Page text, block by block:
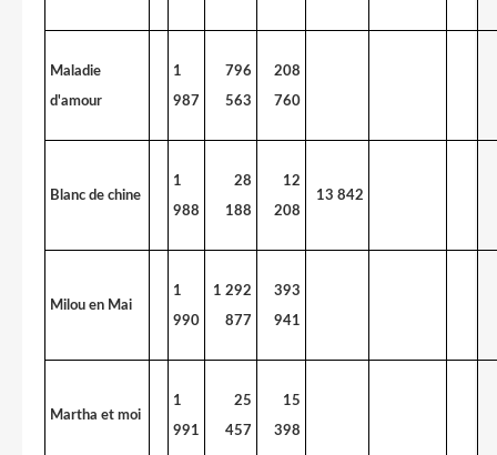
Maladie
d'amour
1
987
796
563
208
760
Blanc de chine
1
988
28
188
12
208
13 842
Milou en Mai
1
990
1 292
877
393
941
Martha et moi
1
991
25
457
15
398